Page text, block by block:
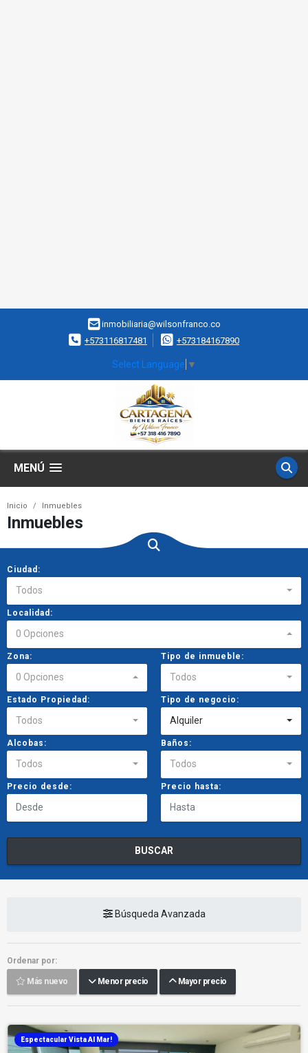
inmobiliaria@wilsonfranco.co
+573116817481
+573184167890
Select Language ▼
MENÚ
Inicio Inmuebles
Inmuebles
Ciudad:
Todos
Localidad:
0 Opciones
Zona:
0 Opciones
Tipo de inmueble:
Todos
Estado Propiedad:
Todos
Tipo de negocio:
Alquiler
Alcobas:
Todos
Baños:
Todos
Precio desde: Precio hasta:
BUSCAR
Búsqueda Avanzada
Ordenar por:
Más nuevo Menor precio Mayor precio
Espectacular Vista Al Mar!